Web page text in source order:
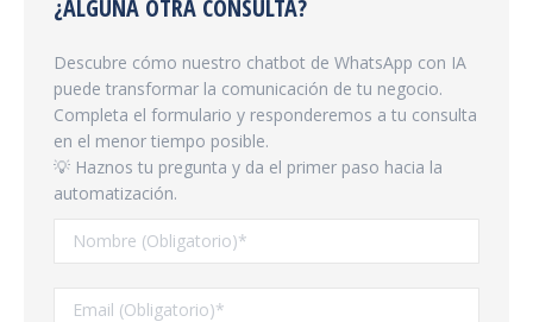
¿ALGUNA OTRA CONSULTA?
Descubre cómo nuestro chatbot de WhatsApp con IA
puede transformar la comunicación de tu negocio.
Completa el formulario y responderemos a tu consulta
en el menor tiempo posible.
💡 Haznos tu pregunta y da el primer paso hacia la
automatización.